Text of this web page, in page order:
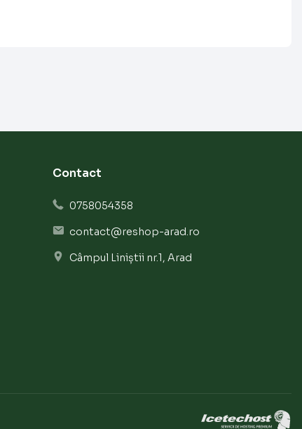
Contact
0758054358
contact@reshop-arad.ro
Câmpul Liniștii nr.1, Arad